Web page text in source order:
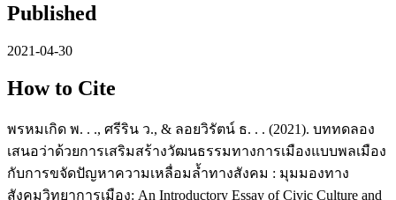
Published
2021-04-30
How to Cite
พรหมเกิด พ. . ., ศรีริน ว., & ลอยวิรัตน์ ธ. . . (2021). บททดลอง
เสนอว่าด้วยการเสริมสร้างวัฒนธรรมทางการเมืองแบบพลเมือง
กับการขจัดปัญหาความเหลื่อมล้ำทางสังคม : มุมมองทาง
สังคมวิทยาการเมือง: An Introductory Essay of Civic Culture and